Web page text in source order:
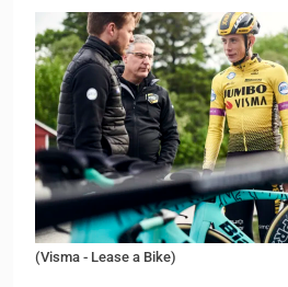
(Visma - Lease a Bike)